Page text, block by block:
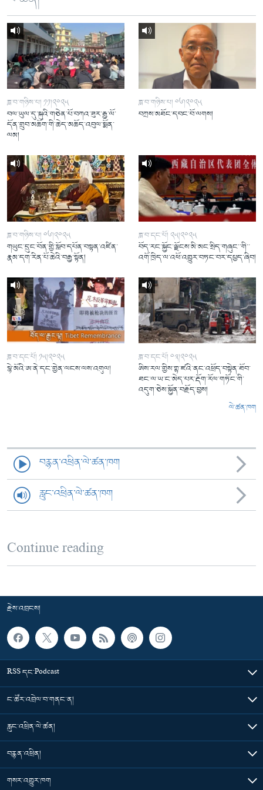
ཟླ་བ་གཉིས་པ། ༡༡།༢༠༢༥
བལ་ཡུལ་དུ་སྐུའི་གཅེན་པོ་བཀའ་ཟུར་རྒྱ་ལོ་
དོན་གྲུབ་མཆོག་གི་ཆེད་མཆོད་འབུལ་སྨོན་
ལམ།
ཟླ་བ་གཉིས་པ། ༠༦།༢༠༢༥
བཀྲས་མཐོང་དབང་བོ་ལགས།
ཟླ་བ་གཉིས་པ། ༠༦།༢༠༢༥
གཡུང་དྲུང་བོན་གྱི་སློབ་དཔོན་བསྟན་འཛིན་
རྣམ་དག་རིན་པོ་ཆེའི་བརྒྱ་སྟོན།
ཟླ་བ་དང་པོ། ༢༥།༢༠༢༥
བོད་རང་སྐྱོང་ལྗོངས་མི་མང་སྲིད་གཞུང་་གི་་
འགོ་ཁྲིད་ལ་འཕོ་འགྱུར་བཏང་བར་དཔྱད་ཞིབ།
ཟླ་བ་དང་པོ། ༡༥།༢༠༢༥
སྙེ་མོའི་ཨ་ནེ་དང་གྱེན་ལངས་ལས་འགུལ།
ཟླ་བ་དང་པོ། ༠༣།༢༠༢༥
ཨིས་རལ་གྱིས་གྷ་ཛའི་ནང་འཕྲོད་བསྟེན་ཐོབ་
ཐང་ལ་ཡ་ང་མེད་པར་རྡོག་རོལ་གཏོང་གི་
འདུག་ཅེས་སྐྱོན་བརྗོད་བྱས།
ལེ་ཚན་ཁག
བརྙན་འཕྲིན་ལེ་ཚན་ཁག
རླུང་འཕྲིན་ལེ་ཚན་ཁག
Continue reading
རྗེས་འབྲངས།
RSS དང་Podcast
ང་ཚོར་འབྲེལ་བ་གནང་ན།
རླུང་འཕྲིན་ལེ་ཚན།
བརྙན་འཕྲིན།
གསར་འགྱུར་ཁག